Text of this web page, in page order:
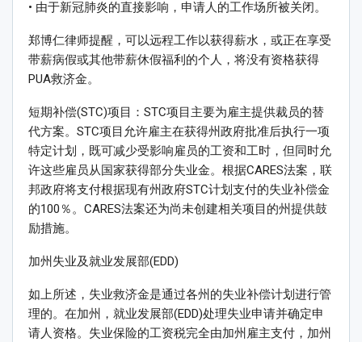
• 由于新冠肺炎的直接影响，申请人的工作场所被关闭。
郑博仁律师提醒，可以远程工作以获得薪水，或正在享受
带薪病假或其他带薪休假福利的个人，将没有资格获得
PUA救济金。
短期补偿(STC)项目：STC项目主要为雇主提供裁员的替
代方案。STC项目允许雇主在获得州政府批准后执行一项
特定计划，既可减少受影响雇员的工资和工时，但同时允
许这些雇员从国家获得部分失业金。根据CARES法案，联
邦政府将支付根据现有州政府STC计划支付的失业补偿金
的100％。CARES法案还为尚未创建相关项目的州提供鼓
励措施。
加州失业及就业发展部(EDD)
如上所述，失业救济金是通过各州的失业补偿计划进行管
理的。在加州，就业发展部(EDD)处理失业申请并确定申
请人资格。失业保险的工资税完全由加州雇主支付，加州